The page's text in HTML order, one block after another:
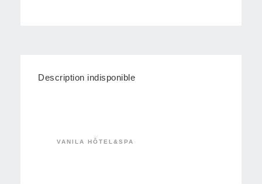
Description indisponible
VANILA HÔTEL&SPA